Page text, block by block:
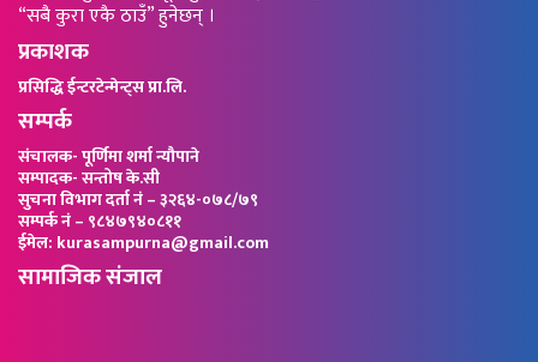
“सबै कुरा एकै ठाउँ” हुनेछन् ।
प्रकाशक
प्रसिद्धि ईन्टरटेन्मेन्ट्स प्रा.लि.
सम्पर्क
संचालक- पूर्णिमा शर्मा न्यौपाने
सम्पादक- सन्तोष के.सी
सुचना विभाग दर्ता नं – ३२६४-०७८/७९
सम्पर्क नं – ९८४७९४०८११
ईमेल: kurasampurna@gmail.com
सामाजिक संजाल